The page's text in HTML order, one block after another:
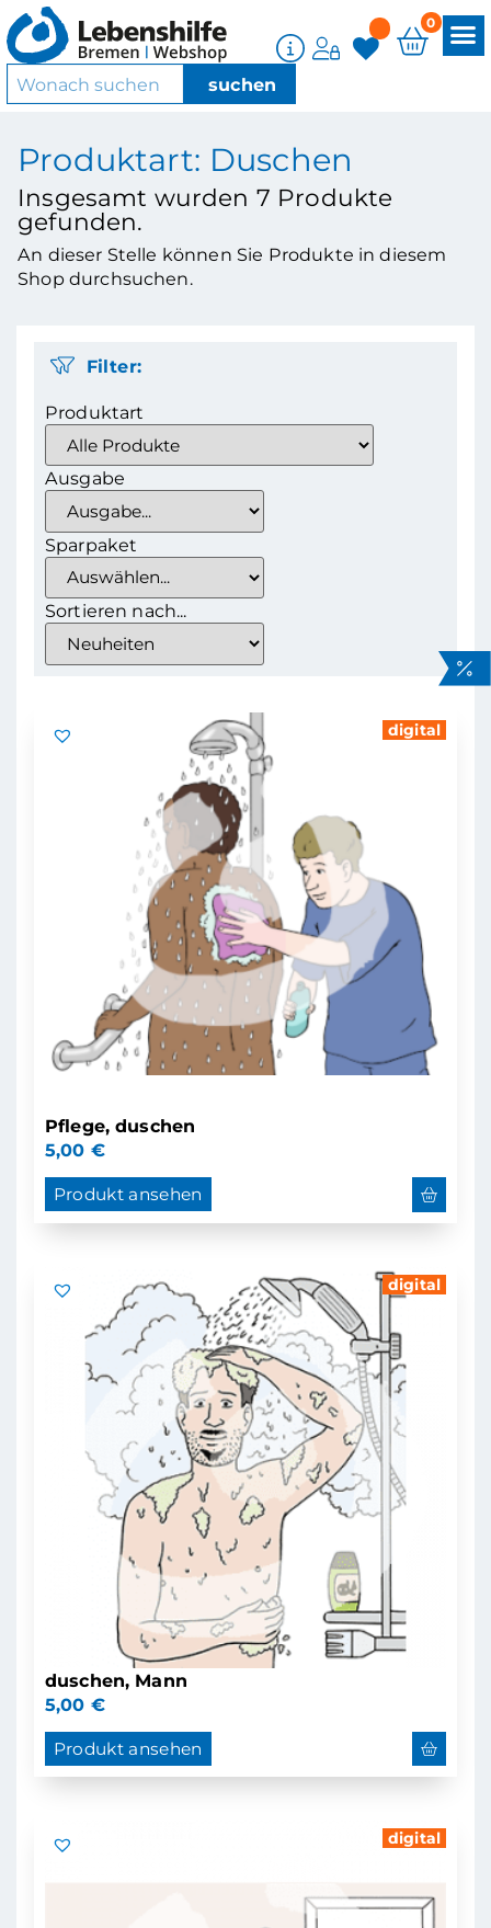
0
Produktart: Duschen
Insgesamt wurden 7 Produkte
gefunden.
An dieser Stelle können Sie Produkte in diesem
Shop durchsuchen.
Filter:
Produktart
Ausgabe
Sparpaket
Sortieren nach...
digital
Pflege, duschen
5,00 €
Produkt ansehen
digital
duschen, Mann
5,00 €
Produkt ansehen
digital